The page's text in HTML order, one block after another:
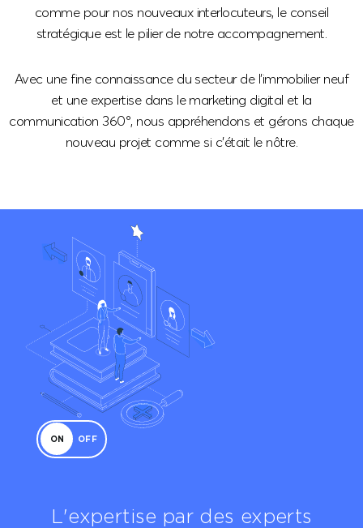
comme pour nos nouveaux interlocuteurs, le conseil
stratégique est le pilier de notre accompagnement.
Avec une fine connaissance du secteur de l’immobilier neuf
et une expertise dans le marketing digital et la
communication 360°, nous appréhendons et gérons chaque
nouveau projet comme si c’était le nôtre.
ON OFF
L'expertise par des experts